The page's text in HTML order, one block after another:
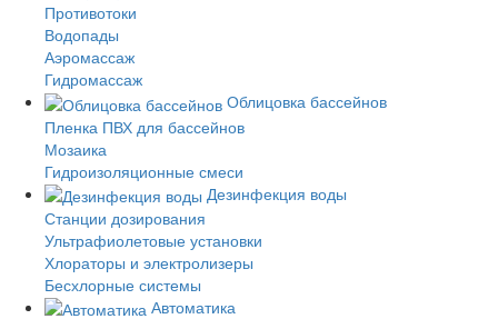
Противотоки
Водопады
Аэромассаж
Гидромассаж
Облицовка бассейнов
Пленка ПВХ для бассейнов
Мозаика
Гидроизоляционные смеси
Дезинфекция воды
Станции дозирования
Ультрафиолетовые установки
Хлораторы и электролизеры
Бесхлорные системы
Автоматика